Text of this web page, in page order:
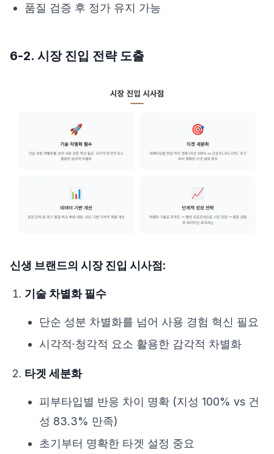
품질 검증 후 정가 유지 가능
6-2. 시장 진입 전략 도출
신생 브랜드의 시장 진입 시사점:
기술 차별화 필수
단순 성분 차별화를 넘어 사용 경험 혁신 필요
시각적·청각적 요소 활용한 감각적 차별화
타겟 세분화
피부타입별 반응 차이 명확 (지성 100% vs 건
성 83.3% 만족)
초기부터 명확한 타겟 설정 중요